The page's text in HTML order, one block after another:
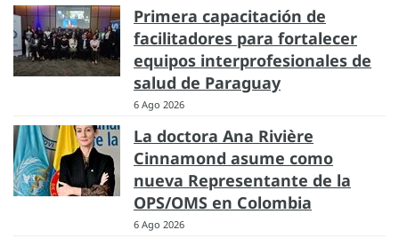
Primera capacitación de
facilitadores para fortalecer
equipos interprofesionales de
salud de Paraguay
6 Ago 2026
La doctora Ana Rivière
Cinnamond asume como
nueva Representante de la
OPS/OMS en Colombia
6 Ago 2026